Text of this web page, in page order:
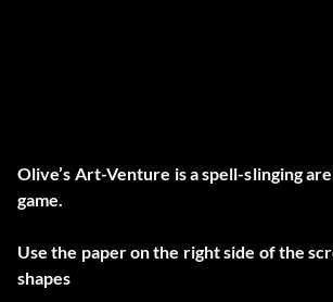
Olive’s Art-Venture is a spell-slinging
game.
Use the paper on the right side of the
shapes